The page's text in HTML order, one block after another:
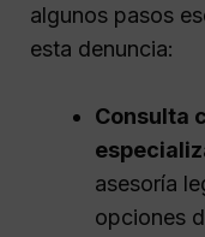
algunos pasos
esta denuncia:
Consulta
asesoría
opciones